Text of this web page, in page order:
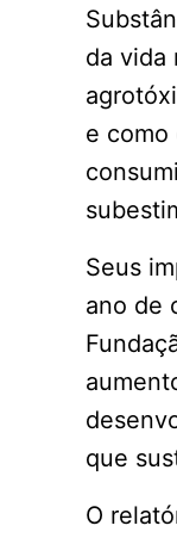
da vida
e como
Seus
ano de
que
O